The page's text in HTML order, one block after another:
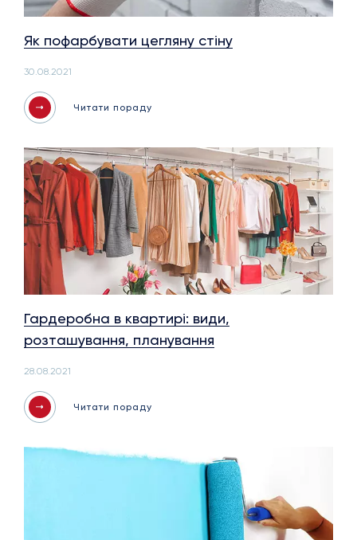
Як пофарбувати цегляну стіну
30.08.2021
Читати пораду
Гардеробна в квартирі: види,
розташування, планування
28.08.2021
Читати пораду